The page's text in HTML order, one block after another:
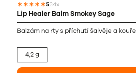
534x
Lip Healer Balm Smokey Sage
Balzám na rty s příchutí šalvěje a kouře
4,2 g